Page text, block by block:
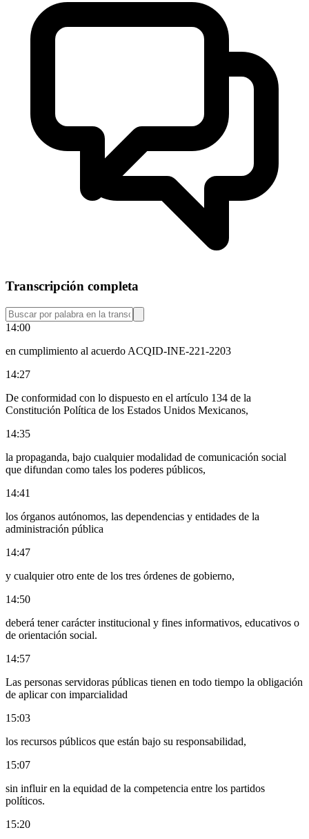
Transcripción completa
14:00
en cumplimiento al acuerdo ACQID-INE-221-2203
14:27
De conformidad con lo dispuesto en el artículo 134 de la
Constitución Política de los Estados Unidos Mexicanos,
14:35
la propaganda, bajo cualquier modalidad de comunicación social
que difundan como tales los poderes públicos,
14:41
los órganos autónomos, las dependencias y entidades de la
administración pública
14:47
y cualquier otro ente de los tres órdenes de gobierno,
14:50
deberá tener carácter institucional y fines informativos, educativos o
de orientación social.
14:57
Las personas servidoras públicas tienen en todo tiempo la obligación
de aplicar con imparcialidad
15:03
los recursos públicos que están bajo su responsabilidad,
15:07
sin influir en la equidad de la competencia entre los partidos
políticos.
15:20